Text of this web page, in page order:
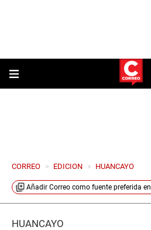
CORREO > EDICION > HUANCAYO
Añadir Correo como fuente preferida en
HUANCAYO